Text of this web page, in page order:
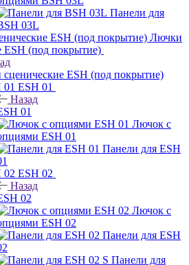
Панели для
03L
Лючки
ESH (под покрытие)
ESH (под покрытие)
ESH 01
Назад
01
Лючок с
ESH 01
Панели для ESH
ESH 02
Назад
02
Лючок с
ESH 02
Панели для ESH
Панели для